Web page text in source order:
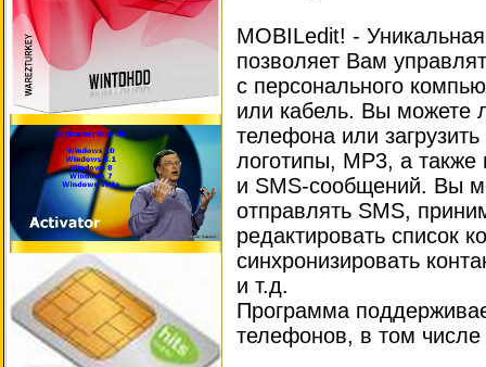
MOBILedit! -
позволяет Вам
с персонального
или кабель. Вы можете
телефона или
логотипы, MP3, а также
и SMS-сообщений. Вы
отправлять SMS,
редактировать список
синхронизировать
и т.д.
Программа
телефонов, в том числе